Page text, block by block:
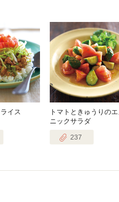
イス
トマトときゅうりのエ
ニックサラダ
237